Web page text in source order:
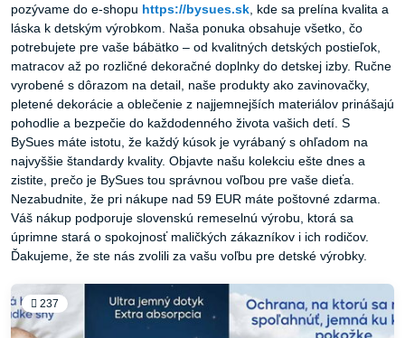
pozývame do e-shopu https://bysues.sk, kde sa prelína kvalita a
láska k detským výrobkom. Naša ponuka obsahuje všetko, čo
potrebujete pre vaše bábätko – od kvalitných detských postieľok,
matracov až po rozličné dekoračné doplnky do detskej izby. Ručne
vyrobené s dôrazom na detail, naše produkty ako zavinovačky,
pletené dekorácie a oblečenie z najjemnejších materiálov prinášajú
pohodlie a bezpečie do každodenného života vašich detí. S
BySues máte istotu, že každý kúsok je vyrábaný s ohľadom na
najvyššie štandardy kvality. Objavte našu kolekciu ešte dnes a
zistite, prečo je BySues tou správnou voľbou pre vaše dieťa.
Nezabudnite, že pri nákupe nad 59 EUR máte poštovné zdarma.
Váš nákup podporuje slovenskú remeselnú výrobu, ktorá sa
úprimne stará o spokojnosť maličkých zákazníkov i ich rodičov.
Ďakujeme, že ste nás zvolili za vašu voľbu pre detské výrobky.
237